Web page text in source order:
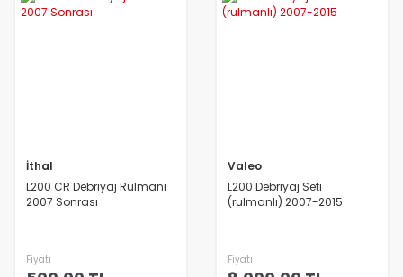
İthal
L200 CR Debriyaj Rulmanı
2007 Sonrası
Fiyatı
Valeo
L200 Debriyaj Seti
(rulmanlı) 2007-2015
Fiyatı